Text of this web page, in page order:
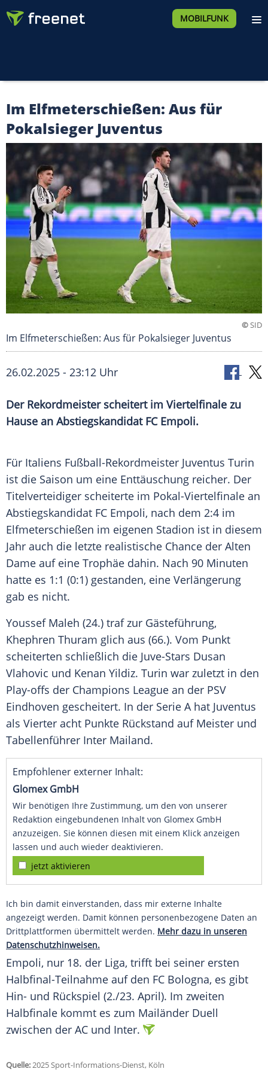
MOBILFUNK
Im Elfmeterschießen: Aus für
Pokalsieger Juventus
©SID
Im Elfmeterschießen: Aus für Pokalsieger Juventus
26.02.2025 - 23:12 Uhr
Der Rekordmeister scheitert im Viertelfinale zu
Hause an Abstiegskandidat FC Empoli.
Für Italiens Fußball-Rekordmeister Juventus Turin
ist die Saison um eine Enttäuschung reicher. Der
Titelverteidiger scheiterte im Pokal-Viertelfinale an
Abstiegskandidat FC Empoli, nach dem 2:4 im
Elfmeterschießen im eigenen Stadion ist in diesem
Jahr auch die letzte realistische Chance der Alten
Dame auf eine Trophäe dahin. Nach 90 Minuten
hatte es 1:1 (0:1) gestanden, eine Verlängerung
gab es nicht.
Youssef Maleh (24.) traf zur Gästeführung,
Khephren Thuram glich aus (66.). Vom Punkt
scheiterten schließlich die Juve-Stars Dusan
Vlahovic und Kenan Yildiz. Turin war zuletzt in den
Play-offs der Champions League an der PSV
Eindhoven gescheitert. In der Serie Ahat Juventus
als Vierter acht Punkte Rückstand auf Meister und
Tabellenführer Inter Mailand.
Empfohlener externer Inhalt:
Glomex GmbH
Wir benötigen Ihre Zustimmung, um den von unserer
Redaktion eingebundenen Inhalt von Glomex GmbH
anzuzeigen. Sie können diesen mit einem Klick anzeigen
lassen und auch wieder deaktivieren.
jetzt aktivieren
Ich bin damit einverstanden, dass mir externe Inhalte
angezeigt werden. Damit können personenbezogene Daten an
Drittplattformen übermittelt werden. Mehr dazu in unseren
Datenschutzhinweisen.
Empoli, nur 18. der Liga, trifft bei seiner ersten
Halbfinal-Teilnahme auf den FC Bologna, es gibt
Hin- und Rückspiel (2./23. April). Im zweiten
Halbfinale kommt es zum Mailänder Duell
zwischen der AC und Inter.
Quelle:2025 Sport-Informations-Dienst, Köln